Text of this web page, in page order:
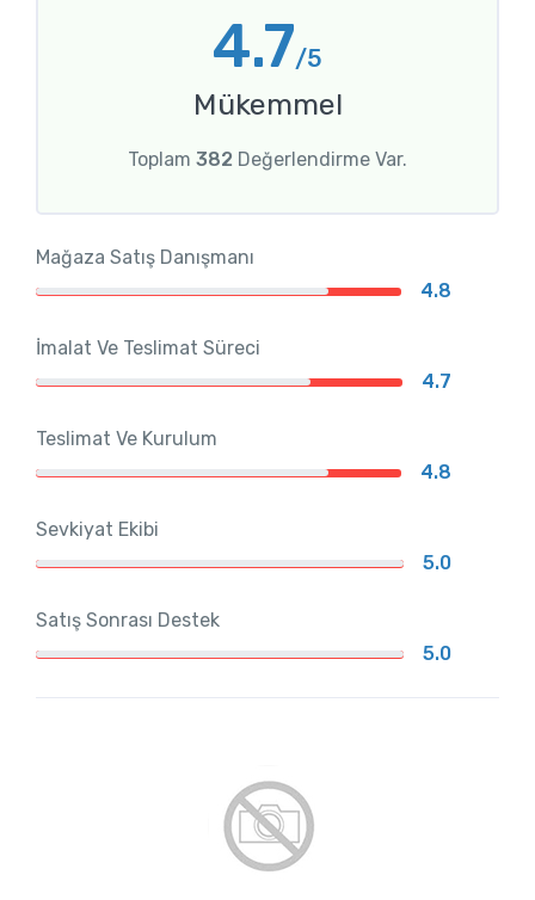
4.7/5
Mükemmel
Toplam 382 Değerlendirme Var.
Mağaza Satış Danışmanı
4.8
İmalat Ve Teslimat Süreci
4.7
Teslimat Ve Kurulum
4.8
Sevkiyat Ekibi
5.0
Satış Sonrası Destek
5.0